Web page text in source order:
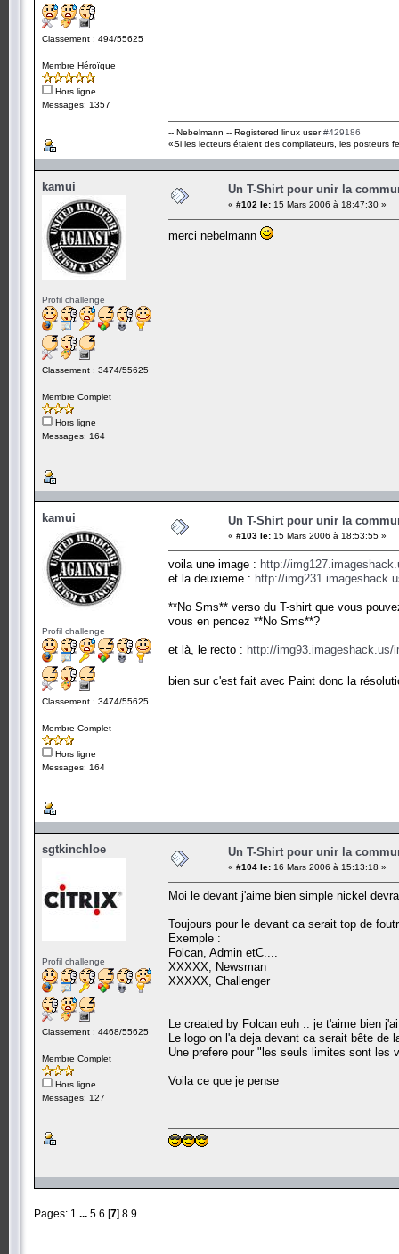
Classement : 494/55625
Membre Héroïque
Hors ligne
Messages: 1357
-- Nebelmann -- Registered linux user#429186
«Si les lecteurs étaient des compilateurs, les posteurs
kamui
Profil challenge
Classement : 3474/55625
Membre Complet
Hors ligne
Messages: 164
Un T-Shirt pour unir la
« #102 le: 15 Mars 2006 à 18:47:30 »
merci nebelmann
kamui
Profil challenge
Classement : 3474/55625
Membre Complet
Hors ligne
Messages: 164
Un T-Shirt pour unir la
« #103 le: 15 Mars 2006 à 18:53:55 »
voila une image : http://
et la deuxieme : http://
**No Sms** verso du T-shirt que vous
vous en pencez **No Sms**?
et là, le recto : http://img93.imageshack.us/
bien sur c'est fait avec Paint donc la
sgtkinchloe
Profil challenge
Classement : 4468/55625
Membre Complet
Hors ligne
Messages: 127
Un T-Shirt pour unir la
« #104 le: 16 Mars 2006 à 15:13:18 »
Moi le devant j'aime bien simple nickel
Toujours pour le devant ca serait top de
Exemple :
Folcan, Admin etC....
XXXXX, Newsman
XXXXX, Challenger
Le created by Folcan euh .. je t'aime bien
Le logo on l'a deja devant ca serait bête de
Une prefere pour "les seuls limites sont les
Voila ce que je pense
Pages: 1 ... 5 6 [7] 8 9